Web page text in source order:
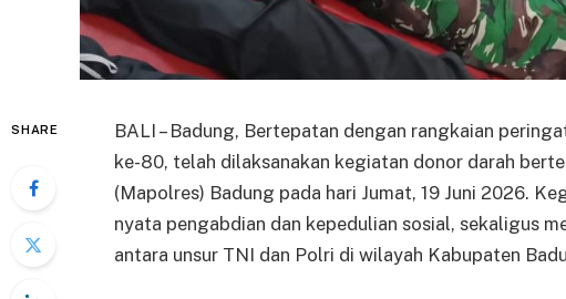
SHARE
BALI – Badung, Bertepatan dengan rangkaian
ke-80, telah dilaksanakan kegiatan donor darah
(Mapolres) Badung pada hari Jumat, 19 Juni 2026.
nyata pengabdian dan kepedulian sosial, sekaligus
antara unsur TNI dan Polri di wilayah Kabupaten